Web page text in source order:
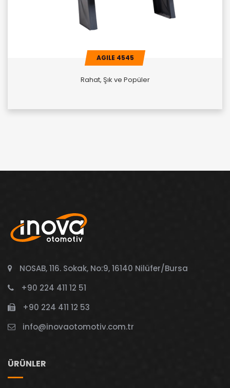
AGILE 4545
Rahat, Şık ve Popüler
NOSAB, 116. Sokak, No:9, 16140 Nilüfer/Bursa
+90 224 411 12 51
+90 224 411 12 53
info@inovaotomotiv.com.tr
ÜRÜNLER